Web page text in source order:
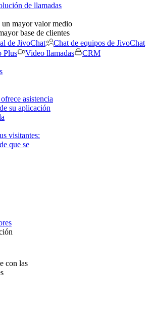
de llamadas
un mayor valor medio
base de clientes
de JivoChat
Chat de equipos de JivoChat
Plus Video llamadas
CRM
asistencia
su aplicación
visitantes:
que se
con las